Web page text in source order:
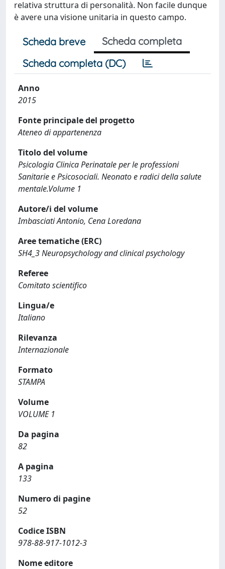
relativa struttura di personalità. Non facile dunque
è avere una visione unitaria in questo campo.
Scheda breve
Scheda completa
Scheda completa (DC)
Anno
2015
Fonte principale del progetto
Ateneo di appartenenza
Titolo del volume
Psicologia Clinica Perinatale per le professioni
Sanitarie e Psicosociali. Neonato e radici della salute
mentale.Volume 1
Autore/i del volume
Imbasciati Antonio, Cena Loredana
Aree tematiche (ERC)
SH4_3 Neuropsychology and clinical psychology
Referee
Comitato scientifico
Lingua/e
Italiano
Rilevanza
Internazionale
Formato
STAMPA
Volume
VOLUME 1
Da pagina
82
A pagina
133
Numero di pagine
52
Codice ISBN
978-88-917-1012-3
Nome editore